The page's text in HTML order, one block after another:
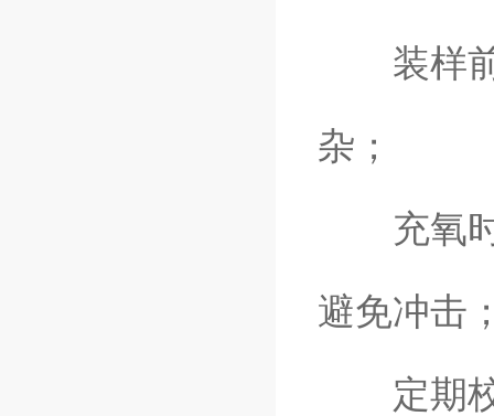
装样前
杂；
充氧时
避免冲击
定期校